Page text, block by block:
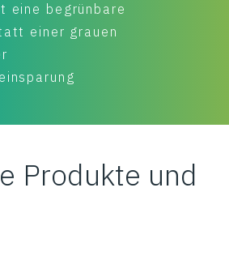
eine begrünbare
einer grauen
Produkte und